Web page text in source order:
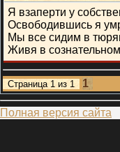
Я взаперти у
Освободившись я
Мы все сидим в
Живя в
Страница 1 из 1 1
Полная версия сайта